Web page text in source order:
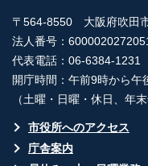
〒564-8550 大阪府吹田
法人番号：
代表電話：06-6384-1231
開庁時間：午前9時から午
（土曜・日曜・休日、年
市役所へのアクセス
庁舎案内